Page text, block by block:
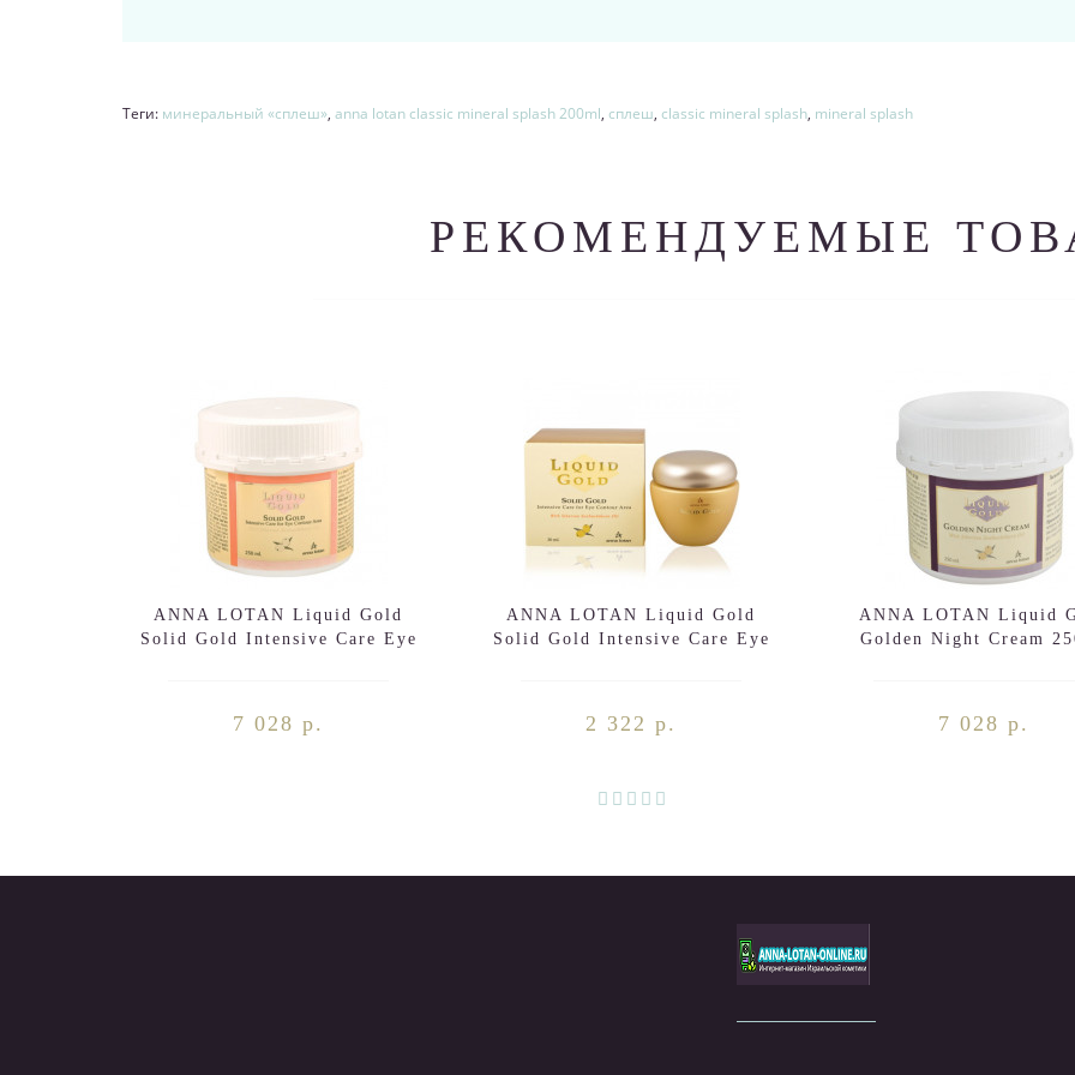
Теги: минеральный «сплеш», anna lotan classic mineral splash 200ml, сплеш, classic mineral splash, mineral splash
РЕКОМЕНДУЕМЫЕ
ANNA LOTAN Liquid Gold
Solid Gold Intensive Care Eye
7 028 р.
ANNA LOTAN Liquid Gold
Solid Gold Intensive Care Eye
2 322 р.
ANNA LOTAN Liquid
Golden Night Cream
7 028 р.